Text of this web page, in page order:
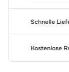
Schnelle
Kostenlose